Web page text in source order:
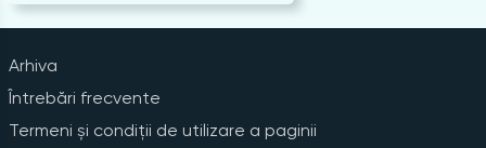
Arhiva
Întrebări frecvente
Termeni și condiții de utilizare a paginii